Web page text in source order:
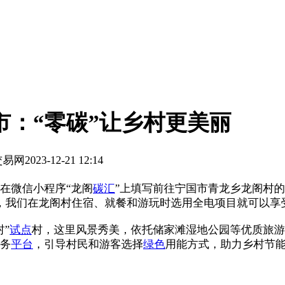
：“零碳”让乡村更美丽
网 2023-12-21 12:14
微信小程序“龙阁碳汇”上填写前往宁国市青龙乡龙阁村
我们在龙阁村住宿、就餐和游玩时选用全电项目就可以享
”试点村，这里风景秀美，依托储家滩湿地公园等优质旅
平台 ，引导村民和游客选择绿色用能方式，助力乡村节能